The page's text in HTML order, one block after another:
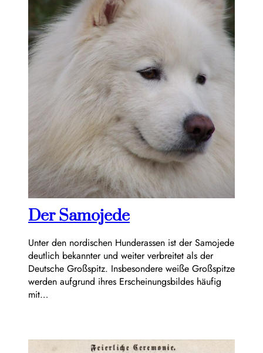
Der Samojede
Unter den nordischen Hunderassen ist der Samojede
deutlich bekannter und weiter verbreitet als der
Deutsche Großspitz. Insbesondere weiße Großspitze
werden aufgrund ihres Erscheinungsbildes häufig
mit…